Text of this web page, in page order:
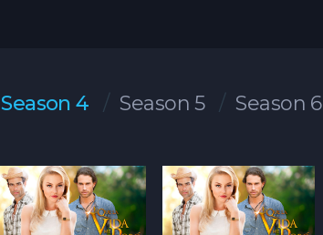
Season 4 Season 5 Season 6